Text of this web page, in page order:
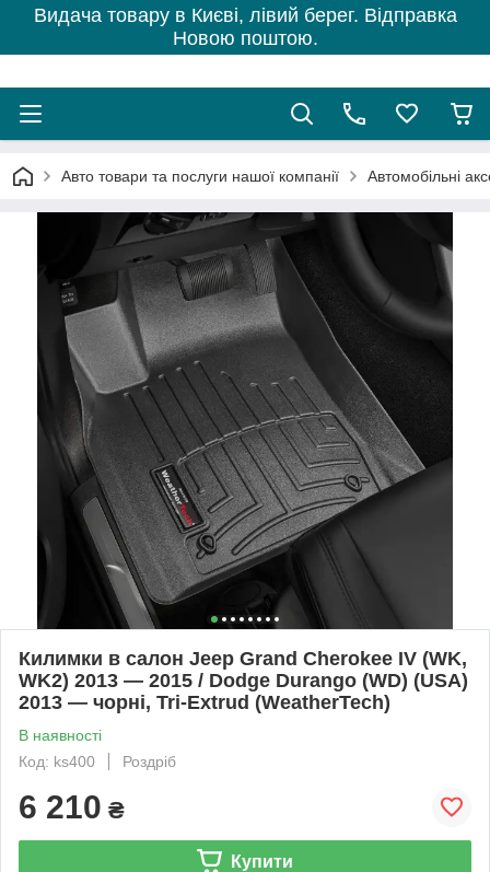
Видача товару в Києві, лівий берег. Відправка
Новою поштою.
Авто товари та послуги нашої компанії Автомобільні
Килимки в салон Jeep Grand Cherokee IV (WK,
WK2) 2013 — 2015 / Dodge Durango (WD) (USA)
2013 — чорні, Tri-Extrud (WeatherTech)
В наявності
Код: ks400
Роздріб
6 210 ₴
Купити